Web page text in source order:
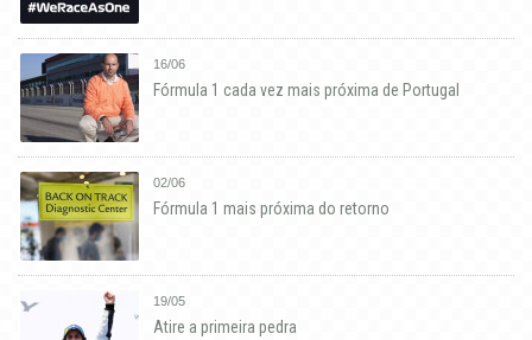
16/06
Fórmula 1 cada vez mais próxima de Portugal
02/06
Fórmula 1 mais próxima do retorno
19/05
Atire a primeira pedra